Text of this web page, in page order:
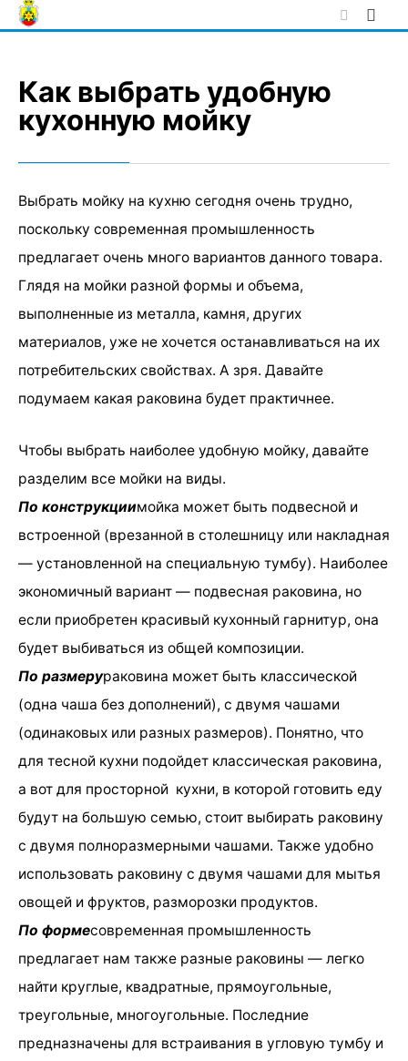
Skip
to
Как выбрать удобную
кухонную мойку
Выбрать мойку на кухню сегодня очень трудно,
поскольку современная промышленность
предлагает очень много вариантов данного товара.
Глядя на мойки разной формы и объема,
выполненные из металла, камня, других
материалов, уже не хочется останавливаться на их
потребительских свойствах. А зря. Давайте
подумаем какая раковина будет практичнее.
Чтобы выбрать наиболее удобную мойку, давайте
разделим все мойки на виды.
По конструкциимойка может быть подвесной и
встроенной (врезанной в столешницу или накладная
— установленной на специальную тумбу). Наиболее
экономичный вариант — подвесная раковина, но
если приобретен красивый кухонный гарнитур, она
будет выбиваться из общей композиции.
По размерураковина может быть классической
(одна чаша без дополнений), с двумя чашами
(одинаковых или разных размеров). Понятно, что
для тесной кухни подойдет классическая раковина,
а вот для просторной кухни, в которой готовить еду
будут на большую семью, стоит выбирать раковину
с двумя полноразмерными чашами. Также удобно
использовать раковину с двумя чашами для мытья
овощей и фруктов, разморозки продуктов.
По формесовременная промышленность
предлагает нам также разные раковины — легко
найти круглые, квадратные, прямоугольные,
треугольные, многоугольные. Последние
предназначены для встраивания в угловую тумбу и